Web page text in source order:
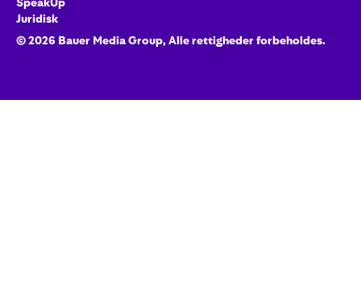
Juridisk
©2026 Bauer Media Group, Alle rettigheder forbeholdes.